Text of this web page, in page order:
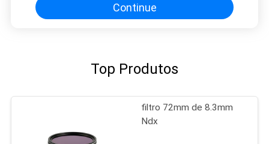
Continue
Top Produtos
filtro 72mm de 8.3mm
Ndx